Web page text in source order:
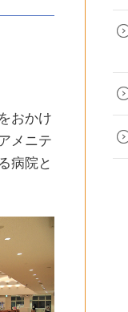
おかけ
メニテ
病院と